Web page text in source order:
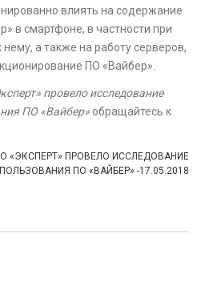
влиять на содержание
в смартфоне, в частности при
а также на работу серверов,
ПО «Вайбер».
провело исследование
ПО «Вайбер» обращайтесь к
«ЭКСПЕРТ» ПРОВЕЛО ИССЛЕДОВАНИЕ
ПО «ВАЙБЕР» -17.05.2018